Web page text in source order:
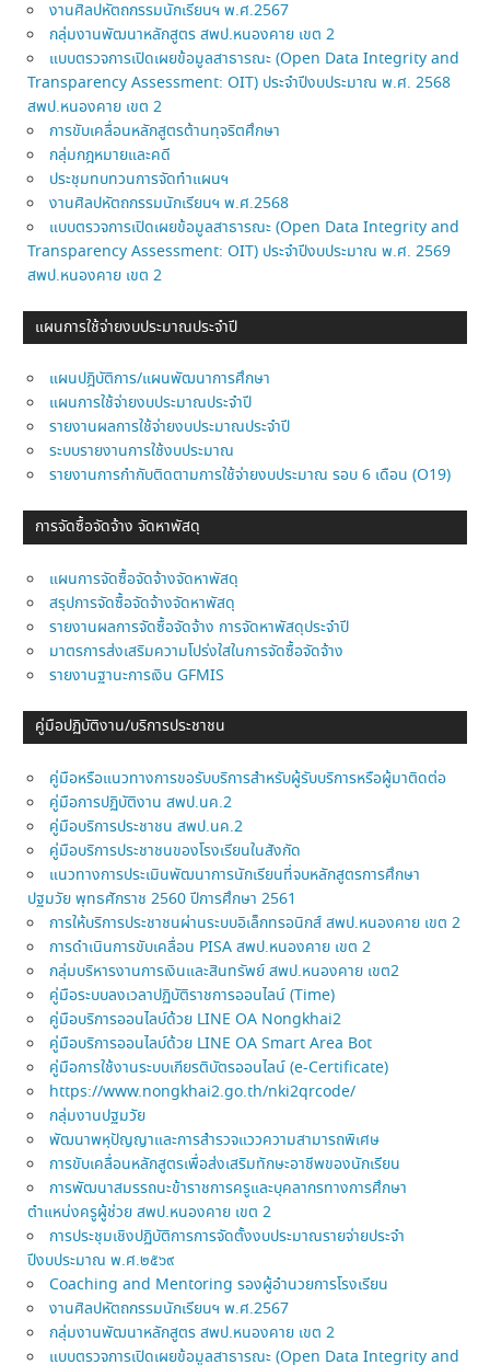
งานศิลปหัตถกรรมนักเรียนฯ พ.ศ.2567
กลุ่มงานพัฒนาหลักสูตร สพป.หนองคาย เขต 2
แบบตรวจการเปิดเผยข้อมูลสาธารณะ (Open Data Integrity and
Transparency Assessment: OIT) ประจำปีงบประมาณ พ.ศ. 2568
สพป.หนองคาย เขต 2
การขับเคลื่อนหลักสูตรต้านทุจริตศึกษา
กลุ่มกฎหมายและคดี
ประชุมทบทวนการจัดทำแผนฯ
งานศิลปหัตถกรรมนักเรียนฯ พ.ศ.2568
แบบตรวจการเปิดเผยข้อมูลสาธารณะ (Open Data Integrity and
Transparency Assessment: OIT) ประจำปีงบประมาณ พ.ศ. 2569
สพป.หนองคาย เขต 2
แผนการใช้จ่ายงบประมาณประจำปี
แผนปฎิบัติการ/แผนพัฒนาการศึกษา
แผนการใช้จ่ายงบประมาณประจำปี
รายงานผลการใช้จ่ายงบประมาณประจำปี
ระบบรายงานการใช้งบประมาณ
รายงานการกำกับติดตามการใช้จ่ายงบประมาณ รอบ 6 เดือน (O19)
การจัดซื้อจัดจ้าง จัดหาพัสดุ
แผนการจัดซื้อจัดจ้างจัดหาพัสดุ
สรุปการจัดซื้อจัดจ้างจัดหาพัสดุ
รายงานผลการจัดซื้อจัดจ้าง การจัดหาพัสดุประจำปี
มาตรการส่งเสริมความโปร่งใสในการจัดซื้อจัดจ้าง
รายงานฐานะการเงิน GFMIS
คู่มือปฏิบัติงาน/บริการประชาชน
คู่มือหรือแนวทางการขอรับบริการสำหรับผู้รับบริการหรือผู้มาติดต่อ
คู่มือการปฏิบัติงาน สพป.นค.2
คู่มือบริการประชาชน สพป.นค.2
คู่มือบริการประชาชนของโรงเรียนในสังกัด
แนวทางการประเมินพัฒนาการนักเรียนที่จบหลักสูตรการศึกษา
ปฐมวัย พุทธศักราช 2560 ปีการศึกษา 2561
การให้บริการประชาชนผ่านระบบอิเล็กทรอนิกส์ สพป.หนองคาย เขต 2
การดำเนินการขับเคลื่อน PISA สพป.หนองคาย เขต 2
กลุ่มบริหารงานการเงินและสินทรัพย์ สพป.หนองคาย เขต2
คู่มือระบบลงเวลาปฏิบัติราชการออนไลน์ (Time)
คู่มือบริการออนไลบ์ด้วย LINE OA Nongkhai2
คู่มือบริการออนไลบ์ด้วย LINE OA Smart Area Bot
คู่มือการใช้งานระบบเกียรติบัตรออนไลน์ (e-Certificate)
https://www.nongkhai2.go.th/nki2qrcode/
กลุ่มงานปฐมวัย
พัฒนาพหุปัญญาและการสำรวจแววความสามารถพิเศษ
การขับเคลื่อนหลักสูตรเพื่อส่งเสริมทักษะอาชีพของนักเรียน
การพัฒนาสมรรถนะข้าราชการครูและบุคลากรทางการศึกษา
ตำแหน่งครูผู้ช่วย สพป.หนองคาย เขต 2
การประชุมเชิงปฏิบัติการการจัดตั้งงบประมาณรายจ่ายประจำ
ปีงบประมาณ พ.ศ.๒๕๖๙
Coaching and Mentoring รองผู้อำนวยการโรงเรียน
งานศิลปหัตถกรรมนักเรียนฯ พ.ศ.2567
กลุ่มงานพัฒนาหลักสูตร สพป.หนองคาย เขต 2
แบบตรวจการเปิดเผยข้อมูลสาธารณะ (Open Data Integrity and